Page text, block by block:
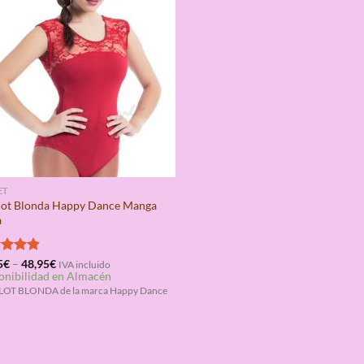
Blonda Happy Dance Manga
4.80
€– 48,95€ IVA incluido
en Almacén
BLONDA de la marca Happy Dance